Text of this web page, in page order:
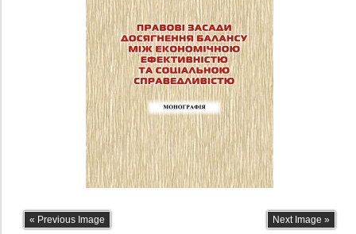
« Previous Image Next Image »